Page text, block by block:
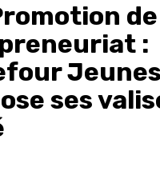
de
:
ses